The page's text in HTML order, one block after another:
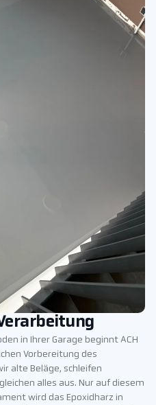
in Ihrer Garage beginnt ACH
Vorbereitung des
alte Beläge, schleifen
alles aus. Nur auf diesem
wird das Epoxidharz in